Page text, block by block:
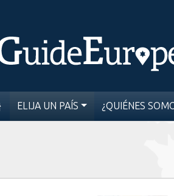
ELIJA UN PAÍS ¿QUIÉNES